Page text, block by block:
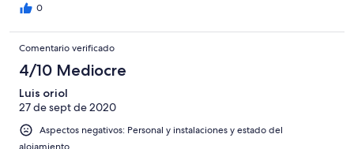
0
Comentario verificado
4/10 Mediocre
Luis oriol
27 de sept de 2020
Aspectos negativos: Personal y instalaciones y estado del
alojamiento